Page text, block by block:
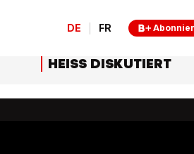
DE FR
HEISS DISKUTIERT